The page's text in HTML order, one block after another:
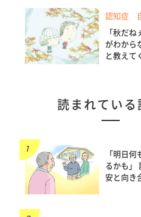
認知症
「秋だ
がわか
と教えて
読まれている
「明日
るかも」
安と向き